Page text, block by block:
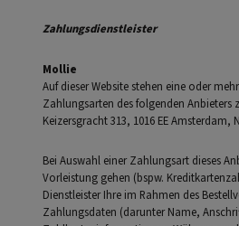
Zahlungsdienstleister
Mollie
Auf dieser Website stehen eine oder
Zahlungsarten des folgenden Anbieters
Keizersgracht 313, 1016 EE Amsterdam,
Bei Auswahl einer Zahlungsart dieses
Vorleistung gehen (bspw.
Dienstleister Ihre im Rahmen des
Zahlungsdaten (darunter Name,